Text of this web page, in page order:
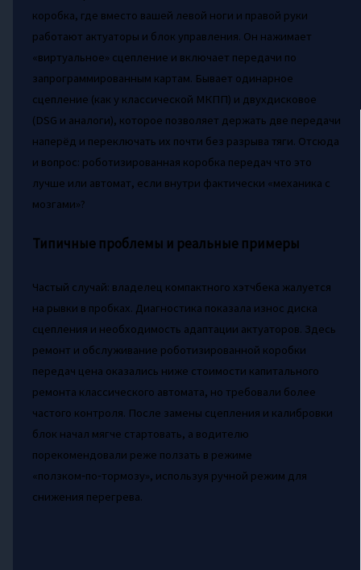
коробка, где вместо вашей левой ноги и правой руки
работают актуаторы и блок управления. Он нажимает
«виртуальное» сцепление и включает передачи по
запрограммированным картам. Бывает одинарное
сцепление (как у классической МКПП) и двухдисковое
(DSG и аналоги), которое позволяет держать две передачи
наперёд и переключать их почти без разрыва тяги. Отсюда
и вопрос: роботизированная коробка передач что это
лучше или автомат, если внутри фактически «механика с
мозгами»?
Типичные проблемы и реальные примеры
Частый случай: владелец компактного хэтчбека жалуется
на рывки в пробках. Диагностика показала износ диска
сцепления и необходимость адаптации актуаторов. Здесь
ремонт и обслуживание роботизированной коробки
передач цена оказались ниже стоимости капитального
ремонта классического автомата, но требовали более
частого контроля. После замены сцепления и калибровки
блок начал мягче стартовать, а водителю
порекомендовали реже ползать в режиме
«ползком‑по‑тормозу», используя ручной режим для
снижения перегрева.